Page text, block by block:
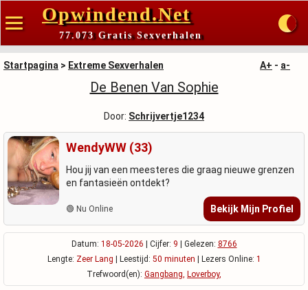
Opwindend.Net
77.073 Gratis Sexverhalen
Startpagina > Extreme Sexverhalen A+ - a-
De Benen Van Sophie
Door: Schrijvertje1234
WendyWW (33)
Hou jij van een meesteres die graag nieuwe grenzen
en fantasieën ontdekt?
🟢 Nu Online Bekijk Mijn Profiel
Datum: 18-05-2026 | Cijfer: 9 | Gelezen: 8766
Lengte: Zeer Lang | Leestijd: 50 minuten | Lezers Online: 1
Trefwoord(en): Gangbang, Loverboy,